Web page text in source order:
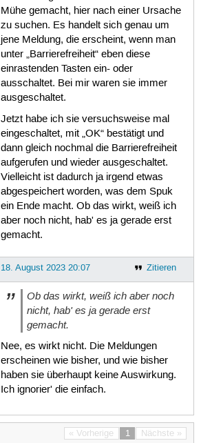
Mühe gemacht, hier nach einer Ursache
zu suchen. Es handelt sich genau um
jene Meldung, die erscheint, wenn man
unter „Barrierefreiheit“ eben diese
einrastenden Tasten ein- oder
ausschaltet. Bei mir waren sie immer
ausgeschaltet.
Jetzt habe ich sie versuchsweise mal
eingeschaltet, mit „OK“ bestätigt und
dann gleich nochmal die Barrierefreiheit
aufgerufen und wieder ausgeschaltet.
Vielleicht ist dadurch ja irgend etwas
abgespeichert worden, was dem Spuk
ein Ende macht. Ob das wirkt, weiß ich
aber noch nicht, hab' es ja gerade erst
gemacht.
Zitieren
18. August 2023 20:07
Ob das wirkt, weiß ich aber noch
nicht, hab' es ja gerade erst
gemacht.
Nee, es wirkt nicht. Die Meldungen
erscheinen wie bisher, und wie bisher
haben sie überhaupt keine Auswirkung.
Ich ignorier' die einfach.
« Vorherige 1 Nächste »